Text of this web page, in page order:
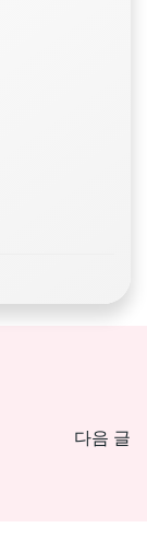
다음 글